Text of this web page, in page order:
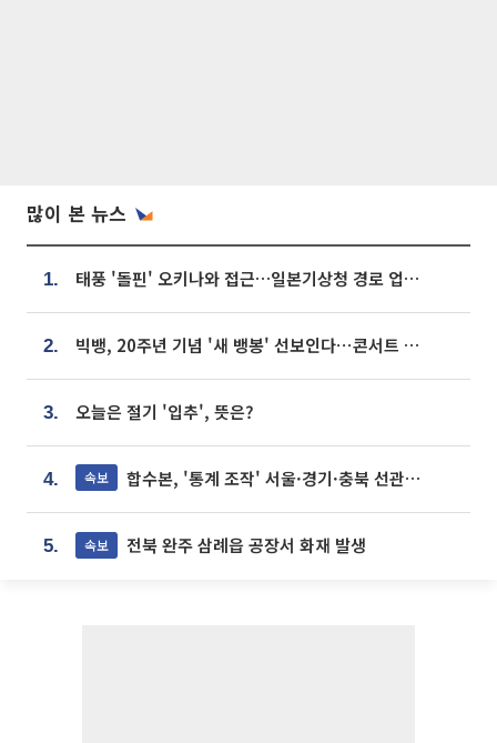
많이 본 뉴스
1. 태풍 '돌핀' 오키나와 접근…일본기상청 경로 업데이트
2. 빅뱅, 20주년 기념 '새 뱅봉' 선보인다⋯콘서트 앞두고 팝업 개최
3. 오늘은 절기 '입추', 뜻은?
4. 속보 합수본, '통계 조작' 서울·경기·충북 선관위 등 추가 압수수색
5. 속보 전북 완주 삼례읍 공장서 화재 발생